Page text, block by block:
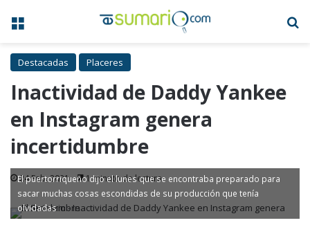
Menú
Destacadas Placeres
Inactividad de Daddy Yankee
en Instagram genera
incertidumbre
24 Feb, 2021 1 minuto de lectura
El puertorriqueño dijo el lunes que se encontraba preparado para
sacar muchas cosas escondidas de su producción que tenía
olvidadas